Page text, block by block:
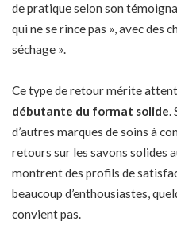
de pratique selon son
qui ne se rince pas », avec des
séchage ».
Ce type de retour mérite
débutante du format solide
d’autres marques de soins à
retours sur les savons solides
montrent des profils de
beaucoup d’enthousiastes,
convient pas.